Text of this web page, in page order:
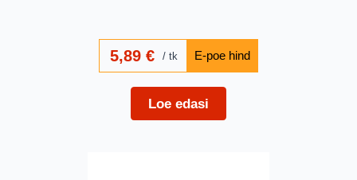
5,89€ tk
Loe edasi